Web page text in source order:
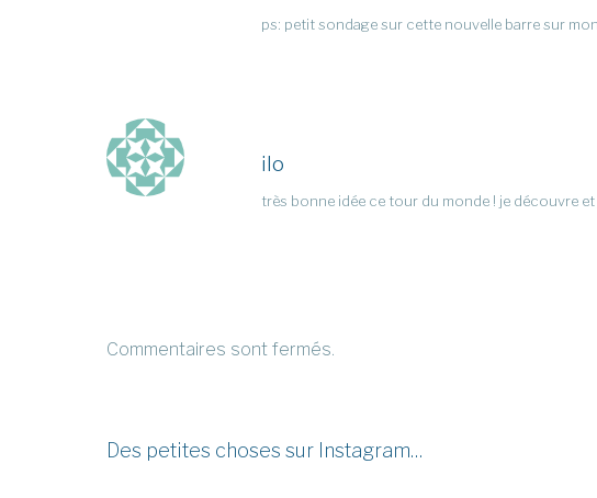
ps: petit sondage sur cette nouvelle barre sur
ilo
très bonne idée ce tour du monde ! je découvre
Commentaires sont fermés.
Des petites choses sur Instagram…